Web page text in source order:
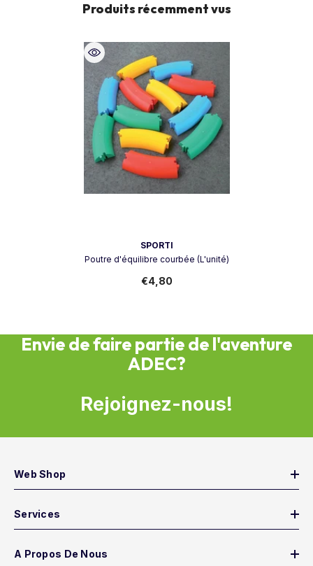
Produits récemment vus
SPORTI
Poutre d'équilibre courbée (L'unité)
€4,80
Envie de faire partie de l'aventure
ADEC?
Rejoignez-nous!
Web Shop
Services
A Propos De Nous